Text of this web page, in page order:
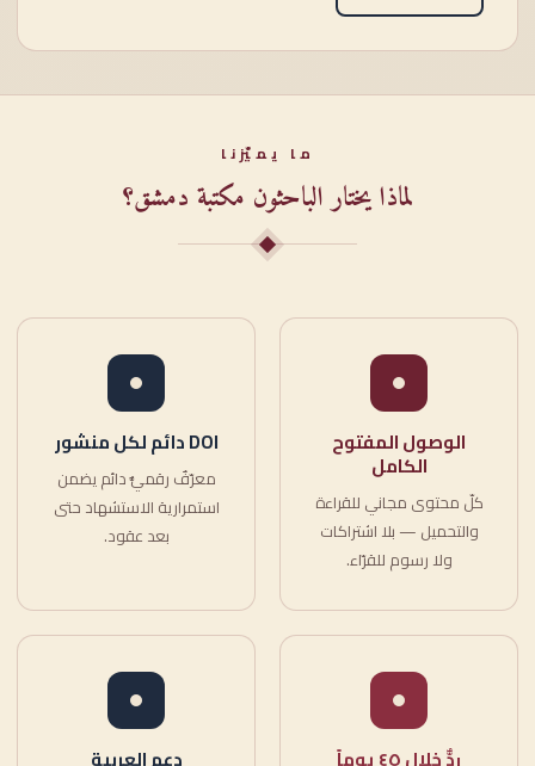
ما يميّزنا
لماذا يختار الباحثون مكتبة دمشق؟
الوصول المفتوح
الكامل
كلّ محتوى مجاني للقراءة
والتحميل — بلا اشتراكات
ولا رسوم للقرّاء.
DOI دائم لكل منشور
معرّفٌ رقميٌّ دائم يضمن
استمرارية الاستشهاد حتى
بعد عقود.